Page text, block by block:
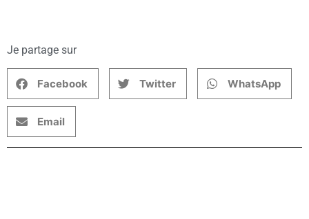
Je partage sur
Facebook Twitter WhatsApp
Email